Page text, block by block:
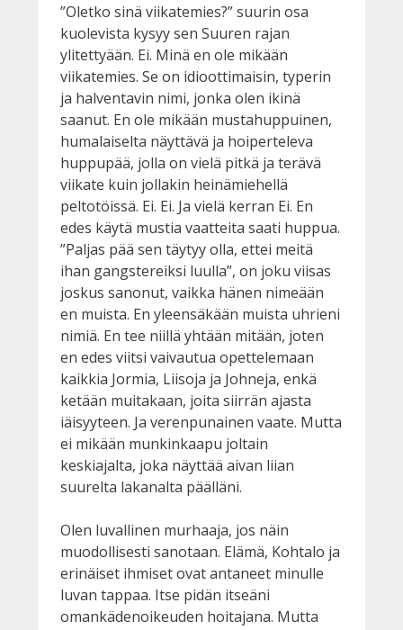
”Oletko sinä viikatemies?” suurin osa
kuolevista kysyy sen Suuren rajan
ylitettyään. Ei. Minä en ole mikään
viikatemies. Se on idioottimaisin, typerin
ja halventavin nimi, jonka olen ikinä
saanut. En ole mikään mustahuppuinen,
humalaiselta näyttävä ja hoiperteleva
huppupää, jolla on vielä pitkä ja terävä
viikate kuin jollakin heinämiehellä
peltotöissä. Ei. Ei. Ja vielä kerran Ei. En
edes käytä mustia vaatteita saati huppua.
”Paljas pää sen täytyy olla, ettei meitä
ihan gangstereiksi luulla”, on joku viisas
joskus sanonut, vaikka hänen nimeään
en muista. En yleensäkään muista uhrieni
nimiä. En tee niillä yhtään mitään, joten
en edes viitsi vaivautua opettelemaan
kaikkia Jormia, Liisoja ja Johneja, enkä
ketään muitakaan, joita siirrän ajasta
iäisyyteen. Ja verenpunainen vaate. Mutta
ei mikään munkinkaapu joltain
keskiajalta, joka näyttää aivan liian
suurelta lakanalta päälläni.
Olen luvallinen murhaaja, jos näin
muodollisesti sanotaan. Elämä, Kohtalo ja
erinäiset ihmiset ovat antaneet minulle
luvan tappaa. Itse pidän itseäni
omankädenoikeuden hoitajana. Mutta